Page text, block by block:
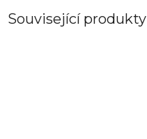
Související produkty